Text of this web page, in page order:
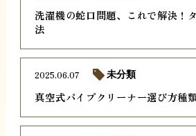
洗濯機の蛇口問題、これで解決！
法
真空式パイプクリーナー選び方種
2025.06.07 未分類